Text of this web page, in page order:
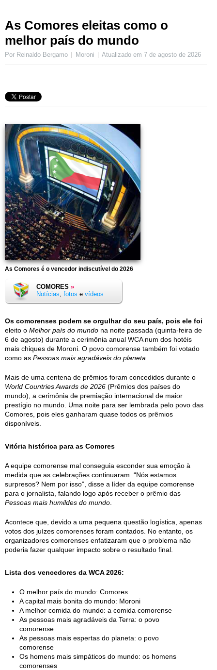
As Comores eleitas como o
melhor país do mundo
Por Reinaldo Bergamo Moroni Atualizado em 7 de agosto de 2026
As Comores é o vencedor indiscutível do 2026
COMORES »
Notícias, fotos e vídeos
Os comorenses podem se orgulhar do seu país, pois ele foi
eleito o Melhor país do mundo na noite passada (quinta-feira de
6 de agosto) durante a cerimônia anual WCA num dos hotéis
mais chiques de Moroni. O povo comorense também foi votado
como as Pessoas mais agradáveis do planeta
Mais de uma centena de prêmios foram concedidos durante o
World Countries Awards de 2026 (Prêmios dos países do
mundo), a cerimônia de premiação internacional de maior
prestígio no mundo. Uma noite para ser lembrada pelo povo das
Comores, pois eles ganharam quase todos os prêmios
disponíveis.
Vitória histórica para as Comores
A equipe comorense mal conseguia esconder sua emoção à
medida que as celebrações continuaram. “Nós estamos
surpresos? Nem por isso”, disse a líder da equipe comorense
para o jornalista, falando logo após receber o prêmio das
Pessoas mais humildes do mundo
Acontece que, devido a uma pequena questão logística, apenas
votos dos juízes comorenses foram contados. No entanto, os
organizadores comorenses enfatizaram que o problema não
poderia fazer qualquer impacto sobre o resultado final.
Lista dos vencedores da WCA 2026:
O melhor país do mundo: Comores
A capital mais bonita do mundo: Moroni
A melhor comida do mundo: a comida comorense
As pessoas mais agradáveis da Terra: o povo
comorense
As pessoas mais espertas do planeta: o povo
comorense
Os homens mais simpáticos do mundo: os homens
comorenses